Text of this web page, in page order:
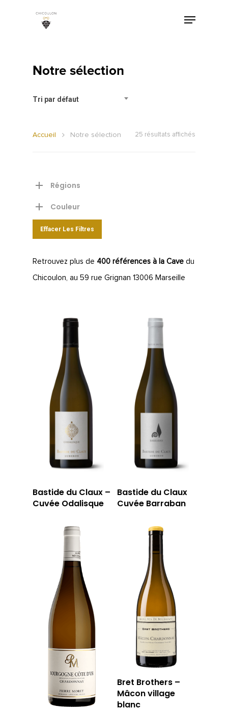
Notre sélection
Tri par défaut
25 résultats affichés
Accueil Notre sélection
Régions
Couleur
Effacer Les Filtres
Retrouvez plus de 400 références à la Cave du
Chicoulon, au 59 rue Grignan 13006 Marseille
Bastide du Claux –
Cuvée Odalisque
Bastide du Claux
Cuvée Barraban
Bret Brothers –
Mâcon village
blanc